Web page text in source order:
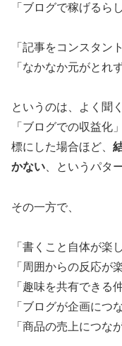
「ブログで稼げるら
「記事をコンスタン
「なかなか元がとれ
というのは、よく聞
「ブログでの収益化
標にした場合ほど、
かない 、というパタ
その一方で、
「書くこと自体が楽
「周囲からの反応が
「趣味を共有できる
「ブログが企画につ
「商品の売上につな